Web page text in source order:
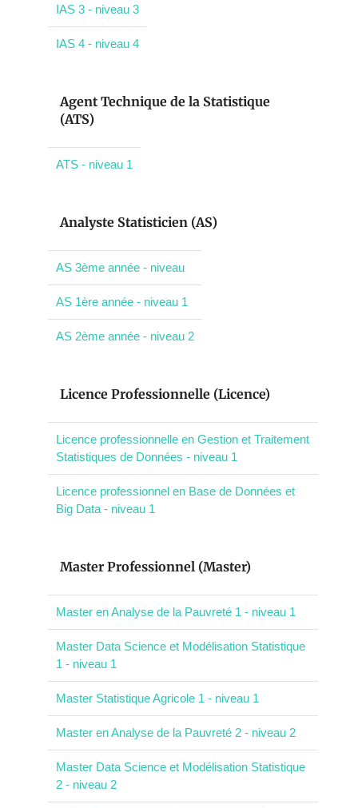
IAS 3 - niveau 3
IAS 4 - niveau 4
Agent Technique de la Statistique
(ATS)
ATS - niveau 1
Analyste Statisticien (AS)
AS 3ème année - niveau
AS 1ère année - niveau 1
AS 2ème année - niveau 2
Licence Professionnelle (Licence)
Licence professionnelle en Gestion et Traitement
Statistiques de Données - niveau 1
Licence professionnel en Base de Données et
Big Data - niveau 1
Master Professionnel (Master)
Master en Analyse de la Pauvreté 1 - niveau 1
Master Data Science et Modélisation Statistique
1 - niveau 1
Master Statistique Agricole 1 - niveau 1
Master en Analyse de la Pauvreté 2 - niveau 2
Master Data Science et Modélisation Statistique
2 - niveau 2